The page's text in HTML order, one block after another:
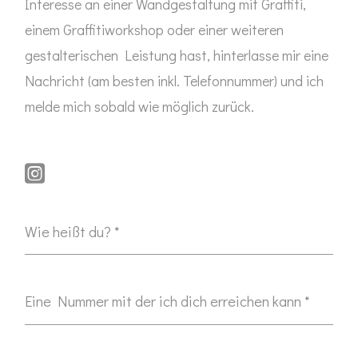
Interesse an einer Wandgestaltung mit Graffiti,
einem Graffitiworkshop oder einer weiteren
gestalterischen Leistung hast, hinterlasse mir eine
Nachricht (am besten inkl. Telefonnummer) und ich
melde mich sobald wie möglich zurück.
Wie heißt du? *
Eine Nummer mit der ich dich erreichen kann *